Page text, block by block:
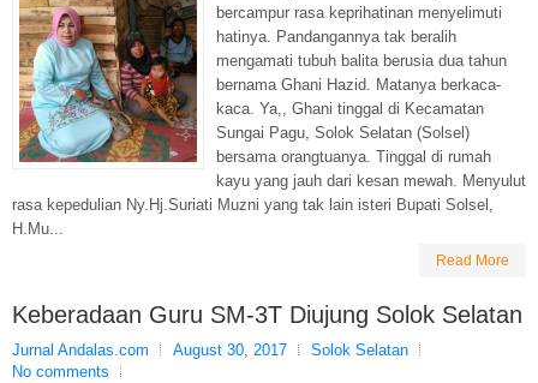
bercampur rasa keprihatinan menyelimuti
hatinya. Pandangannya tak beralih
mengamati tubuh balita berusia dua tahun
bernama Ghani Hazid. Matanya berkaca-
kaca. Ya,, Ghani tinggal di Kecamatan
Sungai Pagu, Solok Selatan (Solsel)
bersama orangtuanya. Tinggal di rumah
kayu yang jauh dari kesan mewah. Menyulut
rasa kepedulian Ny.Hj.Suriati Muzni yang tak lain isteri Bupati Solsel,
H.Mu...
Read More
Keberadaan Guru SM-3T Diujung Solok Selatan
Jurnal Andalas.com August 30, 2017
Solok Selatan
No comments